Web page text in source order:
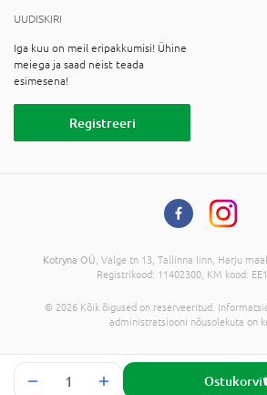
Ostukorvi
UUDISKIRI
Iga kuu on meil eripakkumisi! Ühine
meiega ja saad neist teada
esimesena!
Registreeri
Kotryna OÜ , Valge tn 13, Tallinna linn, Harju
Registrikood: 11402300, KM kood:
© 2026 Kõik õigused on reserveeritud.
administratsiooni nõusolekuta on